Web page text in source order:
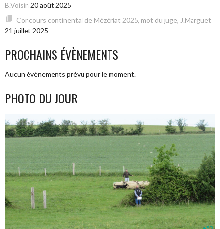
B.Voisin 20 août 2025
Concours continental de Mézériat 2025, mot du juge, J.Marguet
21 juillet 2025
PROCHAINS ÉVÈNEMENTS
Aucun évènements prévu pour le moment.
PHOTO DU JOUR